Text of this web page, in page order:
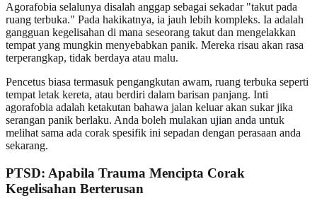
Agorafobia selalunya disalah anggap sebagai sekadar "takut pada
ruang terbuka." Pada hakikatnya, ia jauh lebih kompleks. Ia adalah
gangguan kegelisahan di mana seseorang takut dan mengelakkan
tempat yang mungkin menyebabkan panik. Mereka risau akan rasa
terperangkap, tidak berdaya atau malu.
Pencetus biasa termasuk pengangkutan awam, ruang terbuka seperti
tempat letak kereta, atau berdiri dalam barisan panjang. Inti
agorafobia adalah ketakutan bahawa jalan keluar akan sukar jika
serangan panik berlaku. Anda boleh mulakan ujian anda untuk
melihat sama ada corak spesifik ini sepadan dengan perasaan anda
sekarang.
PTSD: Apabila Trauma Mencipta Corak
Kegelisahan Berterusan